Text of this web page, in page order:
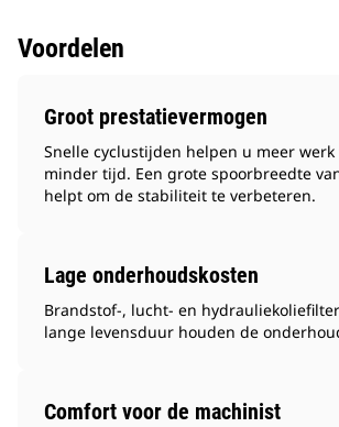
Voordelen
Groot prestatievermogen
Snelle cyclustijden helpen u meer
minder tijd. Een grote spoorbreedte
helpt om de stabiliteit te verbeteren.
Lage onderhoudskosten
Brandstof-, lucht- en
lange levensduur houden de
Comfort voor de machinist